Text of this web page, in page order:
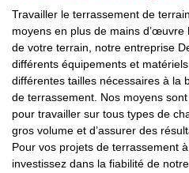
Travailler le terrassement de
moyens en plus de mains d’œuvre
de votre terrain, notre entreprise
différents équipements et
différentes tailles nécessaires à la
de terrassement. Nos moyens
pour travailler sur tous types de
gros volume et d’assurer des
Pour vos projets de terrassement
investissez dans la fiabilité de